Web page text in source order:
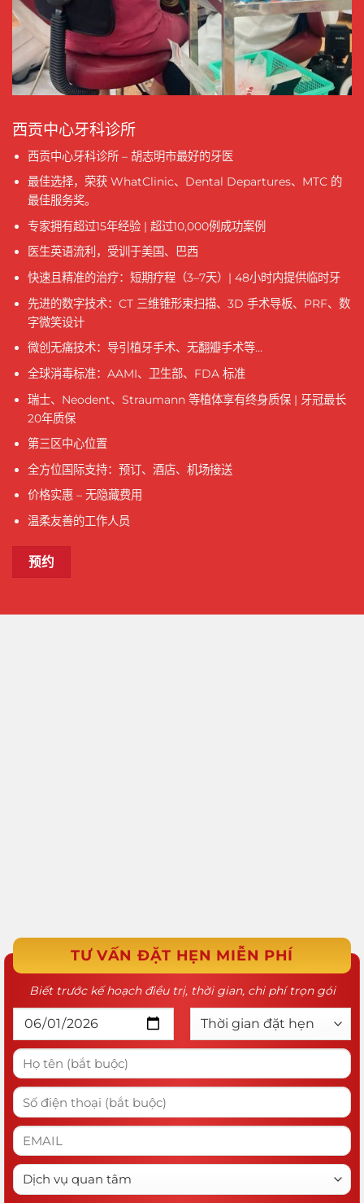
西贡中心牙科诊所
西贡中心牙科诊所 – 胡志明市最好的牙医
最佳选择，荣获 WhatClinic、Dental Departures、MTC 的
最佳服务奖。
专家拥有超过15年经验 | 超过10,000例成功案例
医生英语流利，受训于美国、巴西
快速且精准的治疗：短期疗程（3–7天）| 48小时内提供临时牙
先进的数字技术：CT 三维锥形束扫描、3D 手术导板、PRF、数
字微笑设计
微创无痛技术：导引植牙手术、无翻瓣手术等...
全球消毒标准：AAMI、卫生部、FDA 标准
瑞士、Neodent、Straumann 等植体享有终身质保 | 牙冠最长
20年质保
第三区中心位置
全方位国际支持：预订、酒店、机场接送
价格实惠 – 无隐藏费用
温柔友善的工作人员
预约
TƯ VẤN ĐẶT HẸN MIỄN PHÍ
Biết trước kế hoạch điều trị, thời gian, chi phí trọn gói